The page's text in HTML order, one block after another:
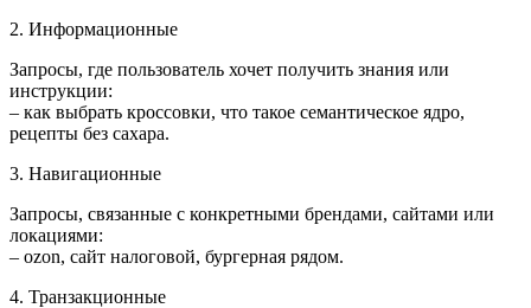
2. Информационные
Запросы, где пользователь хочет получить знания или
инструкции:
– как выбрать кроссовки, что такое семантическое ядро,
рецепты без сахара.
3. Навигационные
Запросы, связанные с конкретными брендами, сайтами или
локациями:
– ozon, сайт налоговой, бургерная рядом.
4. Транзакционные